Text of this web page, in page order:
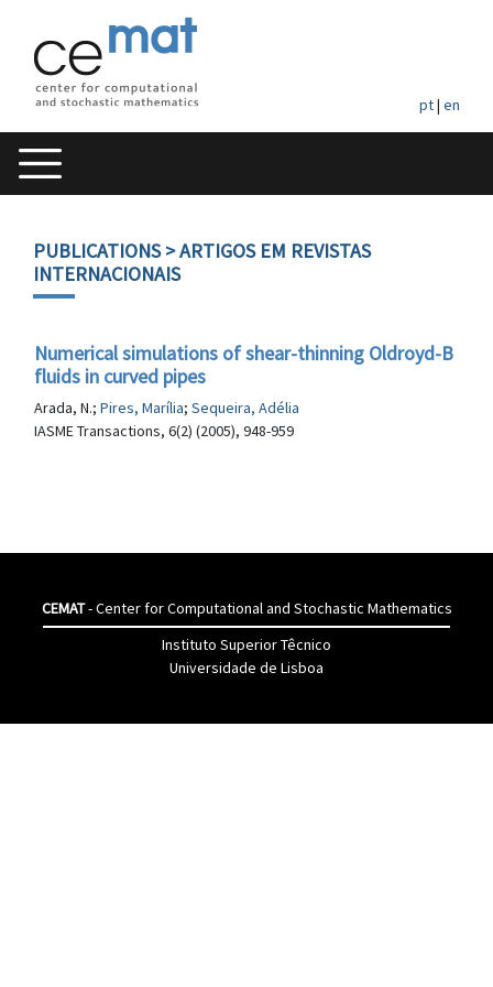
pt| en
PUBLICATIONS> ARTIGOS EM REVISTAS
INTERNACIONAIS
Numerical simulations of shear-thinning Oldroyd-B
fluids in curved pipes
Arada, N.; Pires, Marília; Sequeira, Adélia
IASME Transactions, 6(2) (2005), 948-959
CEMAT- Center for Computational and Stochastic Mathematics
Instituto Superior Têcnico
Universidade de Lisboa